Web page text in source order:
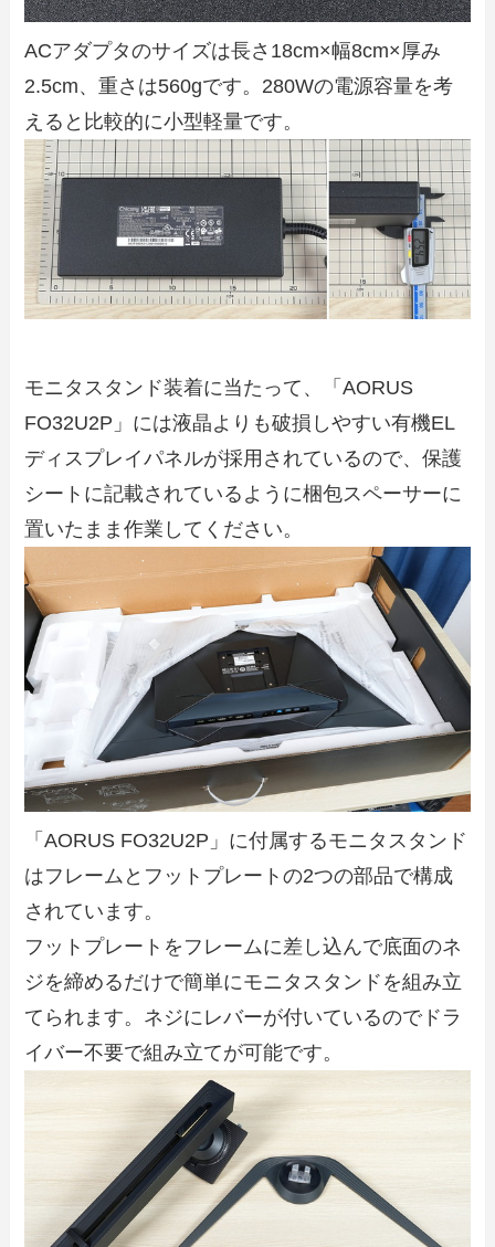
ACアダプタのサイズは長さ18cm×幅8cm×厚み
2.5cm、重さは560gです。280Wの電源容量を考
えると比較的に小型軽量です。
モニタスタンド装着に当たって、「AORUS
FO32U2P」には液晶よりも破損しやすい有機EL
ディスプレイパネルが採用されているので、保護
シートに記載されているように梱包スペーサーに
置いたまま作業してください。
「AORUS FO32U2P」に付属するモニタスタンド
はフレームとフットプレートの2つの部品で構成
されています。
フットプレートをフレームに差し込んで底面のネ
ジを締めるだけで簡単にモニタスタンドを組み立
てられます。ネジにレバーが付いているのでドラ
イバー不要で組み立てが可能です。